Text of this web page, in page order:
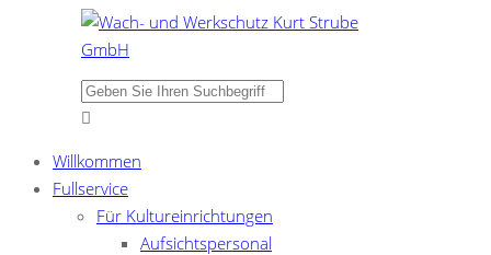
Willkommen
Fullservice
Für Kultureinrichtungen
Aufsichtspersonal